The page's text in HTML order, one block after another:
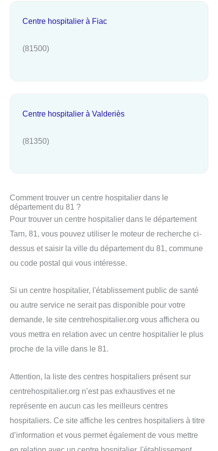
Centre hospitalier à Fiac
(81500)
Centre hospitalier à Valderiès
(81350)
Comment trouver un centre hospitalier dans le
département du 81 ?
Pour trouver un centre hospitalier dans le département
Tarn, 81, vous pouvez utiliser le moteur de recherche ci-
dessus et saisir la ville du département du 81, commune
ou code postal qui vous intéresse.
Si un centre hospitalier, l'établissement public de santé
ou autre service ne serait pas disponible pour votre
demande, le site centrehospitalier.org vous affichera ou
vous mettra en relation avec un centre hospitalier le plus
proche de la ville dans le 81.
Attention, la liste des centres hospitaliers présent sur
centrehospitalier.org n’est pas exhaustives et ne
représente en aucun cas les meilleurs centres
hospitaliers. Ce site affiche les centres hospitaliers à titre
d’information et vous permet également de vous mettre